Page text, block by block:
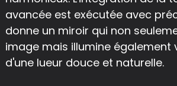
avancée est exécutée avec
donne un miroir qui non
image mais illumine également
d'une lueur douce et naturelle.